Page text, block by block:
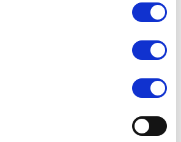
vores brug af cookies under
at klikke videre til vores Cookiepolitik,